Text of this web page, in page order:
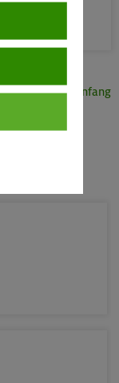
Seitenanfang